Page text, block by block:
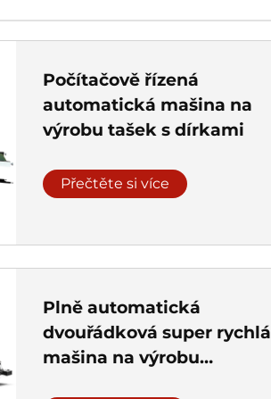
Počítačově řízená
automatická mašina na
výrobu tašek s dírkami
Přečtěte si více
Plně automatická
dvouřádková super rychlá
mašina na výrobu